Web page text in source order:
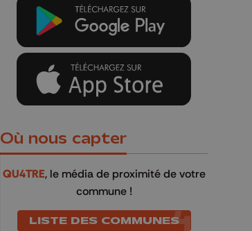
Où nous capter
QU4TRE, le média de proximité de votre
commune !
LISTE DES COMMUNES